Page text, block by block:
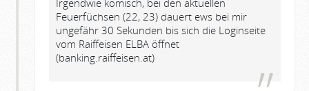
Irgendwie komisch, bei den aktuellen
Feuerfüchsen (22, 23) dauert ews bei mir
ungefähr 30 Sekunden bis sich die Loginseite
vom Raiffeisen ELBA öffnet
(banking.raiffeisen.at)